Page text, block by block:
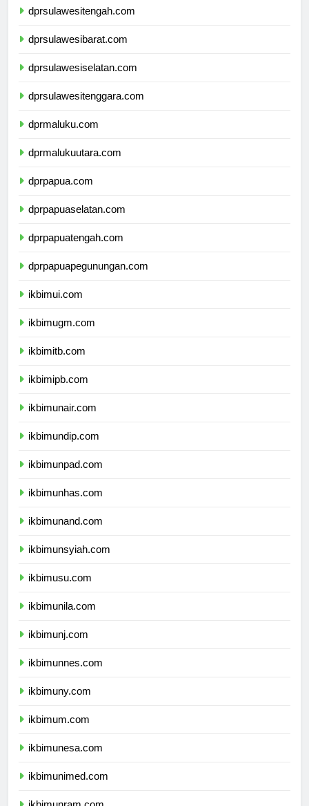
dprsulawesitengah.com
dprsulawesibarat.com
dprsulawesiselatan.com
dprsulawesitenggara.com
dprmaluku.com
dprmalukuutara.com
dprpapua.com
dprpapuaselatan.com
dprpapuatengah.com
dprpapuapegunungan.com
ikbimui.com
ikbimugm.com
ikbimitb.com
ikbimipb.com
ikbimunair.com
ikbimundip.com
ikbimunpad.com
ikbimunhas.com
ikbimunand.com
ikbimunsyiah.com
ikbimusu.com
ikbimunila.com
ikbimunj.com
ikbimunnes.com
ikbimuny.com
ikbimum.com
ikbimunesa.com
ikbimunimed.com